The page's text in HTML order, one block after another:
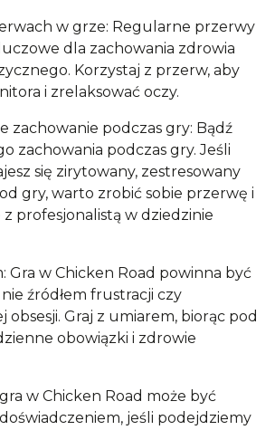
w grze: Regularne przerwy
dla zachowania zdrowia
Korzystaj z przerw, aby
i zrelaksować oczy.
zachowanie podczas gry: Bądź
zachowania podczas gry. Jeśli
się zirytowany, zestresowany
gry, warto zrobić sobie przerwę i
profesjonalistą w dziedzinie
Gra w Chicken Road powinna być
źródłem frustracji czy
Graj z umiarem, biorąc pod
obowiązki i zdrowie
w Chicken Road może być
jeśli podejdziemy